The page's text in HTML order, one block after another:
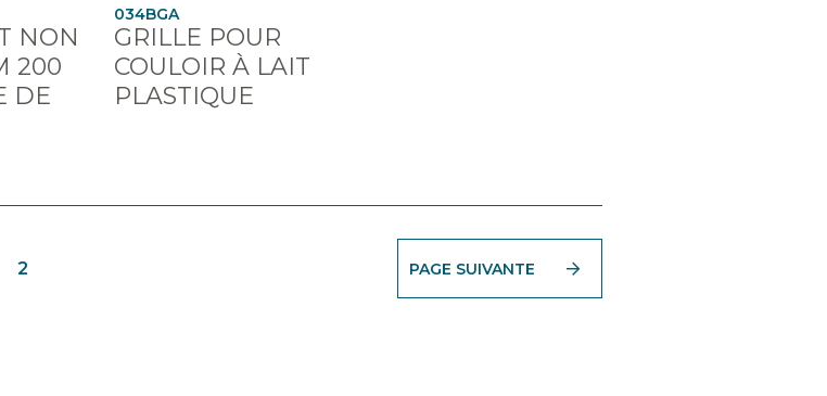
NON
200
DE
034BGA
GRILLE POUR
COULOIR À LAIT
PLASTIQUE
2 PAGE SUIVANTE